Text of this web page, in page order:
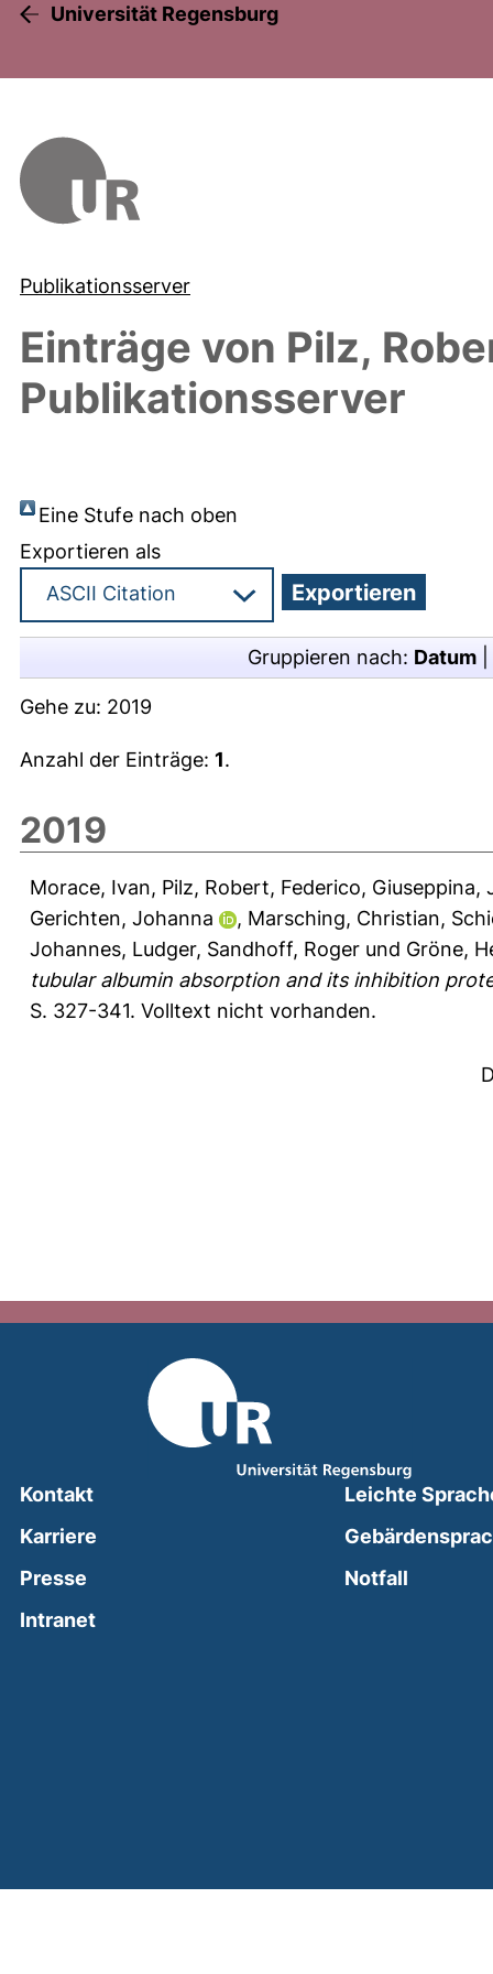
Universität Regensburg
Publikationsserver
Einträge von Pilz,
Publikationsserver
Eine Stufe nach oben
Exportieren als
Gruppieren nach: Datum
Gehe zu: 2019
Anzahl der Einträge: 1.
2019
Morace, Ivan, Pilz, Robert, Federico, Giuseppina,
Gerichten, Johanna
, Marsching, Christian,
Johannes, Ludger, Sandhoff, Roger und Gröne,
tubular albumin absorption and its inhibition
S. 327-341. Volltext nicht vorhanden.
Kontakt
Karriere
Presse
Intranet(external link, opens in a new window)
Leichte
Notfall